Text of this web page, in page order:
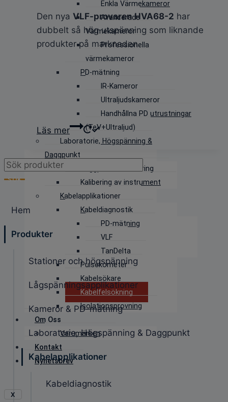
Enkla Värmekameror
Avancerade
Värmekameror
Professionella
värmekameror
PD-mätning
IR-Kameror
Ultraljudskameror
Handhållna PD utrustningar
(TeV+Ultraljud)
Laboratorie, Högspänning &
Daggpunkt
Daggpunktskalibrering
Kalibering av instrument
Kabelapplikationer
Kabeldiagnostik
PD-mätning
VLF
TanDelta
Pulsekometer
Kabelsökare
Kabelfelsökning
Isolationsprovning
Om Oss
Varumärken
Kontakt
Nyhetsbrev
X
Den nya VLF-provaren HVA68-2 har
dubbelt så hög utspänning som liknande
produkter på marknaden.
Läs mer
Products
search
SÖK
Hem
Produkter
Stationer och högspänning
Lågspänningsapplikationer
Kameror & PD-mätning
Laboratorie, Högspänning & Daggpunkt
Kabelapplikationer
Kabeldiagnostik